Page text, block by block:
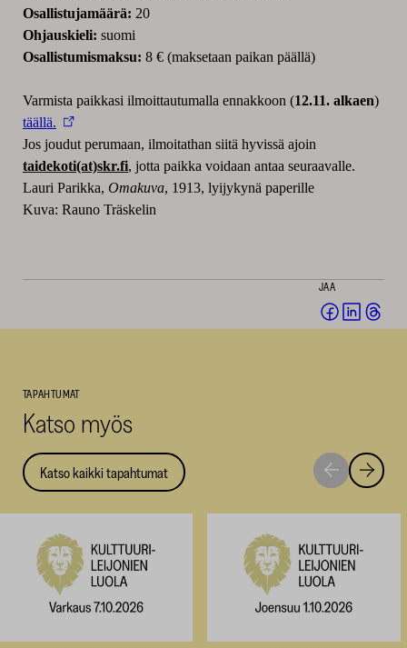
Osallistujamäärä: 20
Ohjauskieli: suomi
Osallistumismaksu: 8 € (maksetaan paikan päällä)
Varmista paikkasi ilmoittautumalla ennakkoon (12.11. alkaen)
täällä.
Jos joudut perumaan, ilmoitathan siitä hyvissä ajoin
taidekoti(at)skr.fi, jotta paikka voidaan antaa seuraavalle.
Lauri Parikka, Omakuva, 1913, lyijykynä paperille
Kuva: Rauno Träskelin
JAA
Jaa Jaa
TAPAHTUMAT
Katso myös
Katso kaikki tapahtumat
Siirry
seuraavaan
Siirry